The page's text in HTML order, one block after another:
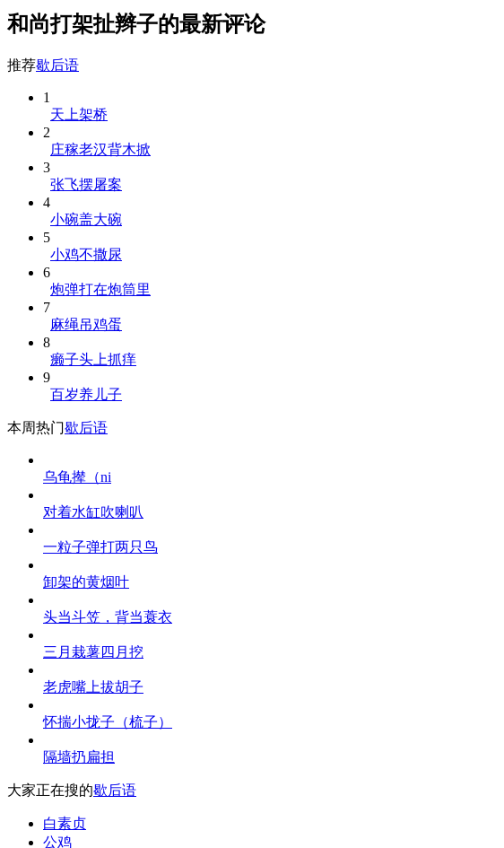
和尚打架扯辫子的最新评论
推荐歇后语
1
天上架桥
2
庄稼老汉背木掀
3
张飞摆屠案
4
小碗盖大碗
5
小鸡不撒尿
6
炮弹打在炮筒里
7
麻绳吊鸡蛋
8
癞子头上抓痒
9
百岁养儿子
本周热门歇后语
乌龟撵（ni
对着水缸吹喇叭
一粒子弹打两只鸟
卸架的黄烟叶
头当斗笠，背当蓑衣
三月栽薯四月挖
老虎嘴上拔胡子
怀揣小拢子（梳子）
隔墙扔扁担
大家正在搜的歇后语
白素贞
公鸡